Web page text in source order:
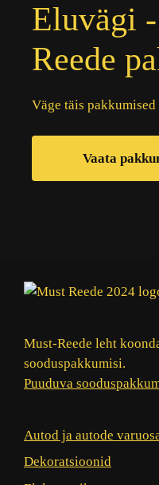
Eluvägi
Reede
Väge täis
Vaata
Must-Reede leht
sooduspakkumisi.
Puuduva
Autod ja autode
Dekoratsioonid